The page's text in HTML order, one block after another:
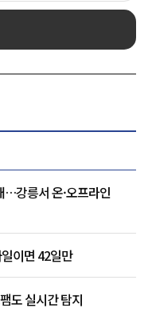
…강릉서 온·오프라인
이면 42일만
도 실시간 탐지